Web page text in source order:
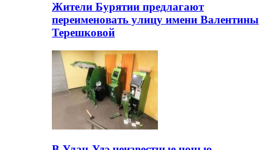
Жители Бурятии предлагают
переименовать улицу имени Валентины
Терешковой